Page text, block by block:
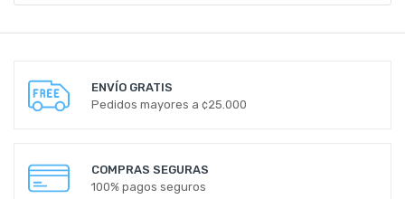
ENVÍO GRATIS
Pedidos mayores a ¢25.000
COMPRAS SEGURAS
100% pagos seguros